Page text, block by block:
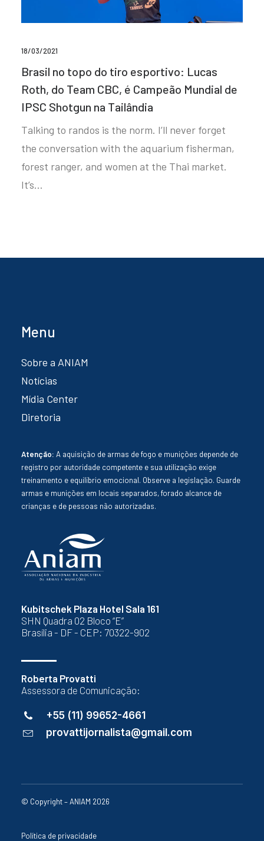
18/03/2021
Brasil no topo do tiro esportivo: Lucas
Roth, do Team CBC, é Campeão Mundial de
IPSC Shotgun na Tailândia
Talking to randos is the norm. I’ll never forget
the conversation with the aquarium fisherman,
forest ranger, and women at the Thai market.
It’s…
Kubitschek Plaza Hotel Sala 161
SHN Quadra 02 Bloco “E”
Brasília - DF - CEP: 70322-902
Roberta Provatti
Assessora de Comunicação:
+55 (11) 99652-4661
provattijornalista@gmail.com
Menu
Sobre a ANIAM
Notícias
Mídia Center
Diretoria
Atenção: A aquisição de armas de fogo e munições depende de
registro por autoridade competente e sua utilização exige
treinamento e equilíbrio emocional. Observe a legislação. Guarde
armas e munições em locais separados, forado alcance de
crianças e de pessoas não autorizadas.
© Copyright – ANIAM 2026
Política de privacidade